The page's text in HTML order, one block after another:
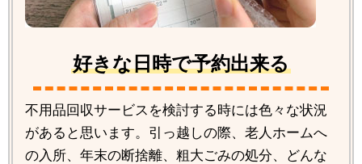
好きな日時で予約出来る
不用品回収サービスを検討する時には色々な状況
があると思います。引っ越しの際、老人ホームへ
の入所、年末の断捨離、粗大ごみの処分、どんな